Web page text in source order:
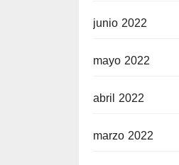
junio 2022
mayo 2022
abril 2022
marzo 2022